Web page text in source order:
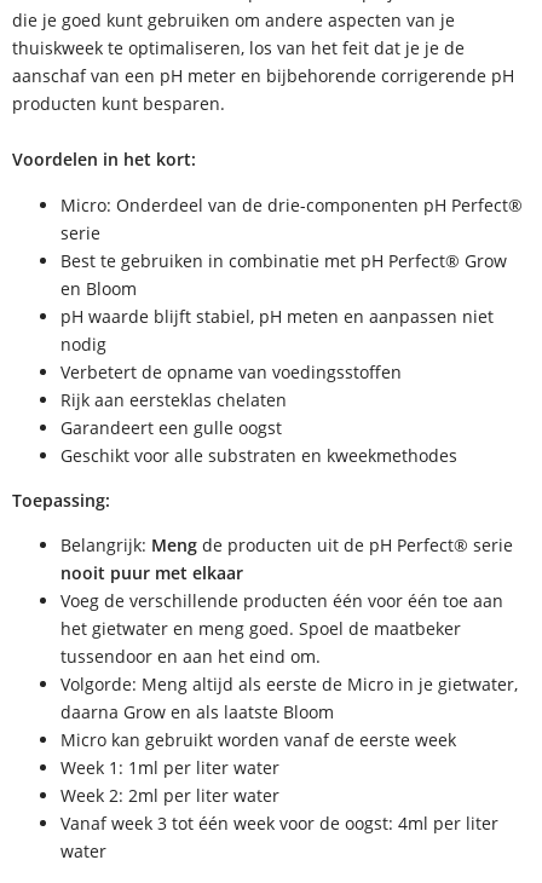
die je goed kunt gebruiken om andere aspecten van je
thuiskweek te optimaliseren, los van het feit dat je je de
aanschaf van een pH meter en bijbehorende corrigerende pH
producten kunt besparen.
Voordelen in het kort:
Micro: Onderdeel van de drie-componenten pH Perfect®
serie
Best te gebruiken in combinatie met pH Perfect® Grow
en Bloom
pH waarde blijft stabiel, pH meten en aanpassen niet
nodig
Verbetert de opname van voedingsstoffen
Rijk aan eersteklas chelaten
Garandeert een gulle oogst
Geschikt voor alle substraten en kweekmethodes
Toepassing:
Belangrijk: Meng de producten uit de pH Perfect® serie
nooit puur met elkaar
Voeg de verschillende producten één voor één toe aan
het gietwater en meng goed. Spoel de maatbeker
tussendoor en aan het eind om.
Volgorde: Meng altijd als eerste de Micro in je gietwater,
daarna Grow en als laatste Bloom
Micro kan gebruikt worden vanaf de eerste week
Week 1: 1ml per liter water
Week 2: 2ml per liter water
Vanaf week 3 tot één week voor de oogst: 4ml per liter
water